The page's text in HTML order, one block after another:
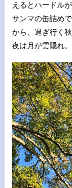
えるとハードル
サンマの缶詰め
から、過ぎ行く
夜は月が雲隠れ。